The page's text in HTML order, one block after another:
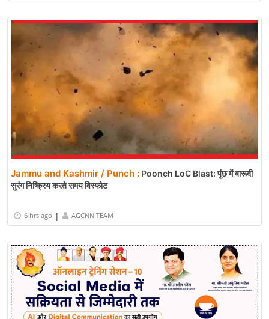
Jammu and Kashmir / Punch : Poonch LoC Blast: पुंछ में बारूदी
सुरंग निष्क्रिय करते समय विस्फोट
6 hrs ago | AGCNN TEAM